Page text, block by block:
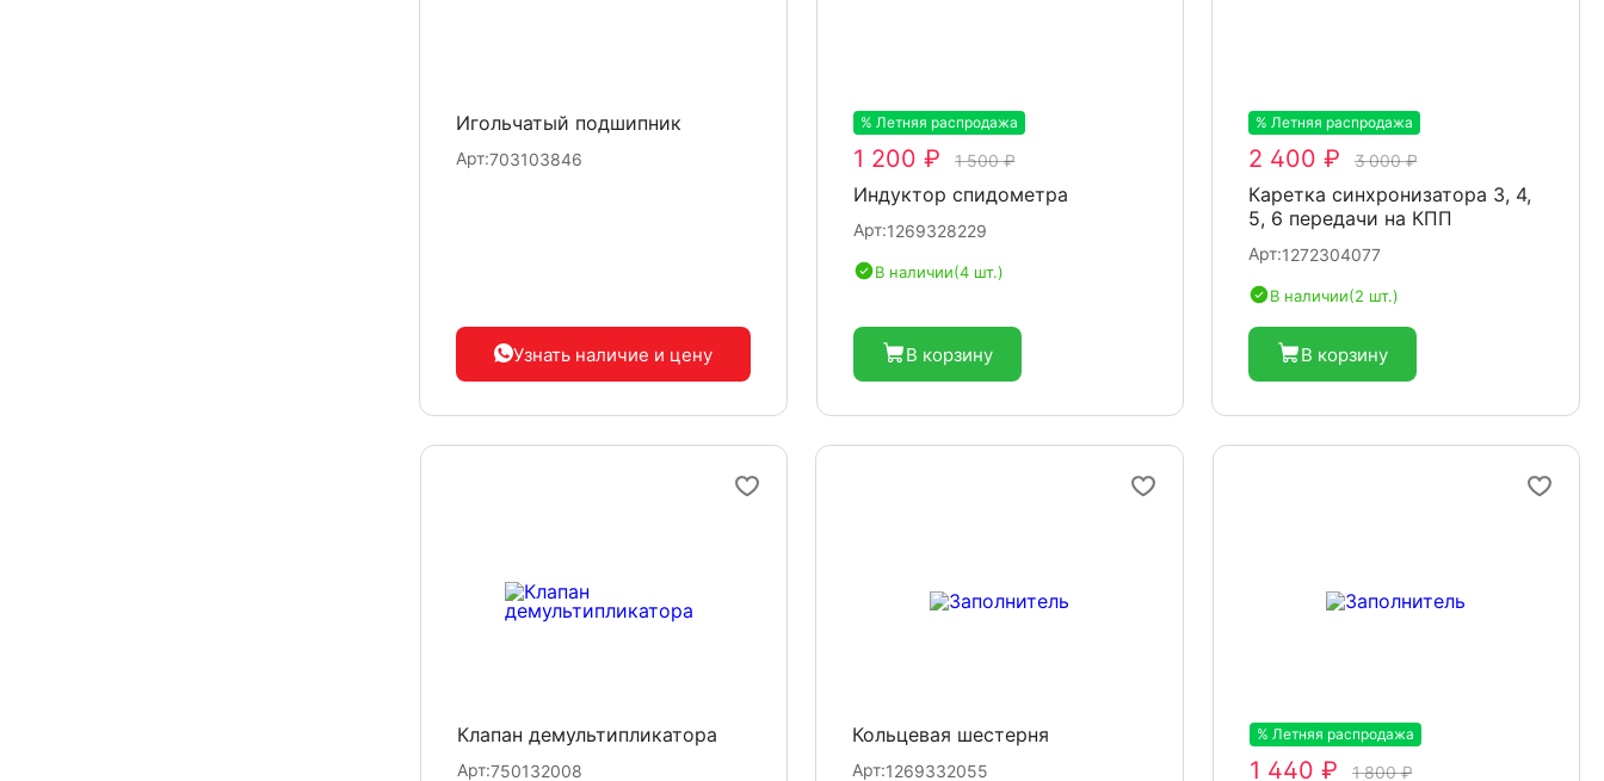
Игольчатый подшипник
Арт:703103846
Узнать наличие и цену
% Летняя распродажа
1 200 ₽ 1 500 ₽
Индуктор спидометра
Арт:1269328229
В наличии(4 шт.)
В корзину
% Летняя распродажа
2 400 ₽ 3 000 ₽
Каретка синхронизатора 3, 4,
5, 6 передачи на КПП
Арт:1272304077
В наличии(2 шт.)
В корзину
Клапан демультипликатора
Арт:750132008
Кольцевая шестерня
Арт:1269332055
% Летняя распродажа
1 440 ₽ 1 800 ₽